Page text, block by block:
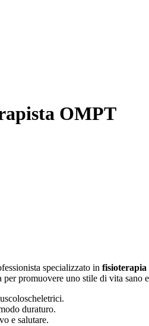
OMPT
specializzato in fisioterapia
promuovere uno stile di vita sano
duraturo.
e salutare.